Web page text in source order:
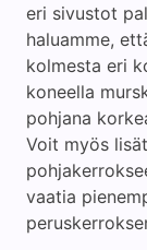
eri sivustot
haluamme,
kolmesta eri
koneella
pohjana
Voit myös
vaatia